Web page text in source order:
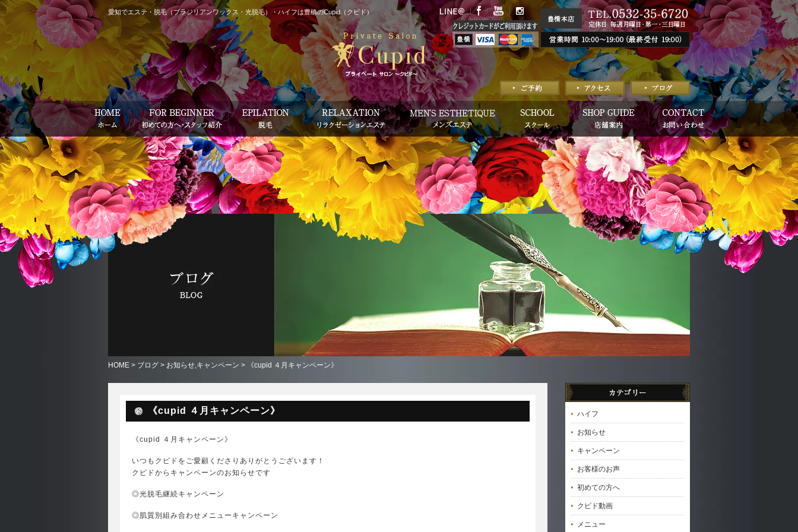
愛知でエステ・脱毛（ブラジリアンワックス・光脱毛）・ハイフは豊橋のCupid（クピド）
HOME > ブログ > お知らせ,キャンペーン > 《cupid ４月キャンペーン》
《cupid ４月キャンペーン》
《cupid ４月キャンペーン》
いつもクピドをご愛顧くださりありがとうございます！
クピドからキャンペーンのお知らせです
◎光脱毛継続キャンペーン
◎肌質別組み合わせメニューキャンペーン
ハイフ
お知らせ
キャンペーン
お客様のお声
初めての方へ
クピド動画
メニュー